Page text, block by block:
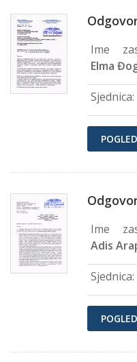
Ime
Elma
Sjednica:
Ime
Adis
Sjednica: